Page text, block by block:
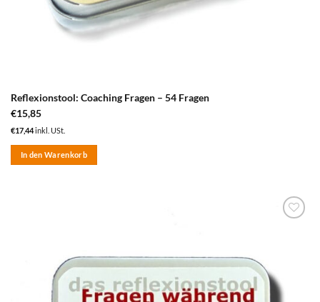
Reflexionstool: Coaching Fragen – 54 Fragen
€15,85
€17,44inkl. USt.
In den Warenkorb